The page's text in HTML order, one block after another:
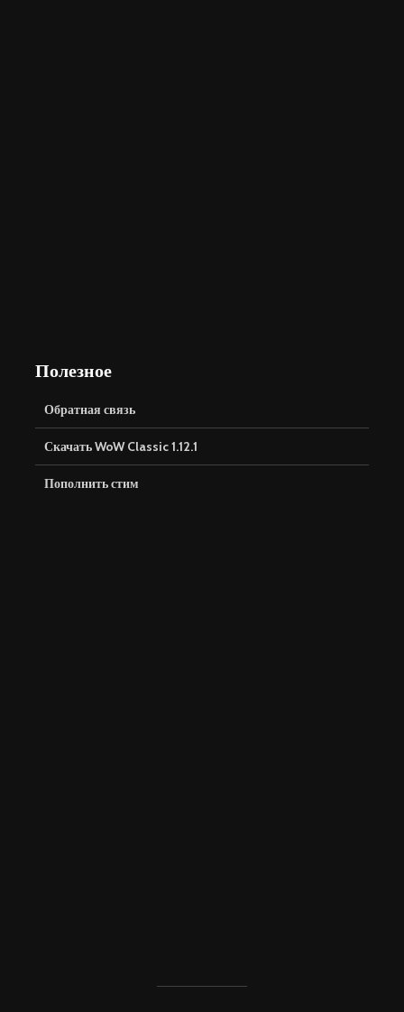
Полезное
Обратная связь
Скачать WoW Classic 1.12.1
Пополнить стим